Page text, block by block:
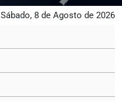
Sábado, 8 de Agosto de 2026